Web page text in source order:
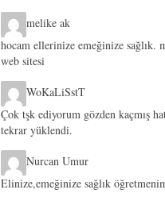
melike ak
hocam ellerinize emeğinize sağlık.
web sitesi
WoKaLiSstT
Çok tşk ediyorum gözden kaçmış
tekrar yüklendi.
Nurcan Umur
Elinize,emeğinize sağlık